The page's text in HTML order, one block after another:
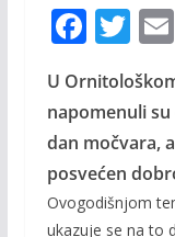
F
ac
e
b
o
o
T
w
itt
er
U
napomenuli su
dan močvara,
posvećen
Ovogodišnjom
ukazuje se na to